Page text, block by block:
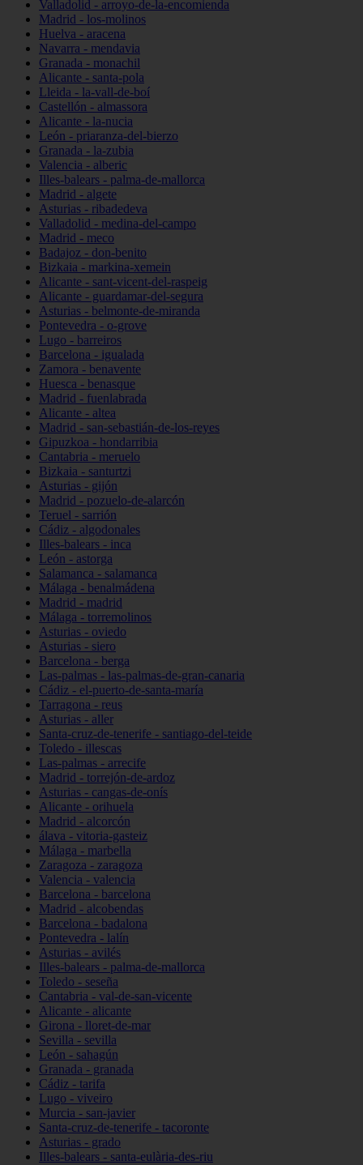
Valladolid - arroyo-de-la-encomienda
Madrid - los-molinos
Huelva - aracena
Navarra - mendavia
Granada - monachil
Alicante - santa-pola
Lleida - la-vall-de-boí
Castellón - almassora
Alicante - la-nucia
León - priaranza-del-bierzo
Granada - la-zubia
Valencia - alberic
Illes-balears - palma-de-mallorca
Madrid - algete
Asturias - ribadedeva
Valladolid - medina-del-campo
Madrid - meco
Badajoz - don-benito
Bizkaia - markina-xemein
Alicante - sant-vicent-del-raspeig
Alicante - guardamar-del-segura
Asturias - belmonte-de-miranda
Pontevedra - o-grove
Lugo - barreiros
Barcelona - igualada
Zamora - benavente
Huesca - benasque
Madrid - fuenlabrada
Alicante - altea
Madrid - san-sebastián-de-los-reyes
Gipuzkoa - hondarribia
Cantabria - meruelo
Bizkaia - santurtzi
Asturias - gijón
Madrid - pozuelo-de-alarcón
Teruel - sarrión
Cádiz - algodonales
Illes-balears - inca
León - astorga
Salamanca - salamanca
Málaga - benalmádena
Madrid - madrid
Málaga - torremolinos
Asturias - oviedo
Asturias - siero
Barcelona - berga
Las-palmas - las-palmas-de-gran-canaria
Cádiz - el-puerto-de-santa-maría
Tarragona - reus
Asturias - aller
Santa-cruz-de-tenerife - santiago-del-teide
Toledo - illescas
Las-palmas - arrecife
Madrid - torrejón-de-ardoz
Asturias - cangas-de-onís
Alicante - orihuela
Madrid - alcorcón
álava - vitoria-gasteiz
Málaga - marbella
Zaragoza - zaragoza
Valencia - valencia
Barcelona - barcelona
Madrid - alcobendas
Barcelona - badalona
Pontevedra - lalín
Asturias - avilés
Illes-balears - palma-de-mallorca
Toledo - seseña
Cantabria - val-de-san-vicente
Alicante - alicante
Girona - lloret-de-mar
Sevilla - sevilla
León - sahagún
Granada - granada
Cádiz - tarifa
Lugo - viveiro
Murcia - san-javier
Santa-cruz-de-tenerife - tacoronte
Asturias - grado
Illes-balears - santa-eulària-des-riu